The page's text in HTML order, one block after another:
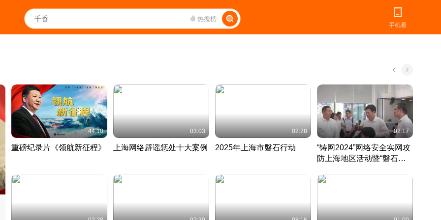
热搜榜
手机看
44:10
重磅纪录片《领航新征程》
03:03
上海网络辟谣惩处十大案例
02:28
2025年上海市磐石行动
02:17
“铸网2024”网络安全实网攻
防上海地区活动暨“磐石行